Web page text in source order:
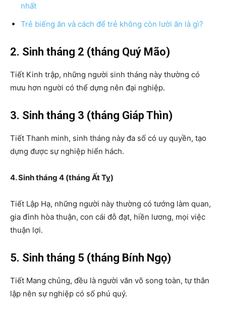
nhất
Trẻ biếng ăn và cách để trẻ không còn lười ăn là gì?
2. Sinh tháng 2 (tháng Quý Mão)
Tiết Kinh trập, những người sinh tháng này thường có
mưu hơn người có thể dựng nên đại nghiệp.
3. Sinh tháng 3 (tháng Giáp Thìn)
Tiết Thanh minh, sinh tháng này đa số có uy quyền, tạo
dựng được sự nghiệp hiển hách.
4. Sinh tháng 4 (tháng Ất Tỵ)
Tiết Lập Hạ, những người này thường có tướng làm quan,
gia đình hòa thuận, con cái đỗ đạt, hiền lương, mọi việc
thuận lợi.
5. Sinh tháng 5 (tháng Bính Ngọ)
Tiết Mang chủng, đều là người văn võ song toàn, tự thân
lập nên sự nghiệp có số phú quý.